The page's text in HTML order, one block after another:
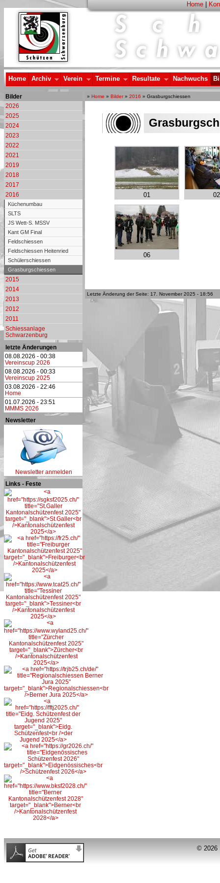
Home|
Home Archiv Verein Termine Resultate Nachwuchs
Bilder
2026
2025
2024
2023
2022
2021
2019
2018
2017
2016
Küchenumbau
SLTS
JS Wett-S. MSSV
Kant GM Final
Feldschiessen
Feldschiessen Heitenried
Schülerschiessen
Grasburgschiessen
2015
2014
2013
2012
2011
Schiessanlage
Schwarzenburg
letzte Änderungen
08.08.2026 - 00:38
Vereinscup 2026
08.08.2026 - 00:33
Vereinscup 2025
03.08.2026 - 22:46
Home
01.07.2026 - 23:51
MMMS 2026
Newsletter
Newsletter anmelden
Links - Feste
» Home » Bilder» 2016 » Grasburgschiessen
01 02
06
Letzte Änderung der Seite: 17. November 2025 - 18:56
© 2026